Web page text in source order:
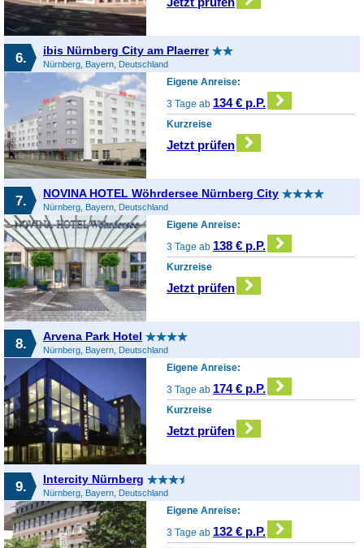
6. ibis Nürnberg City am Plaerrer
Nürnberg, Bayern, Deutschland
Eigene Anreise:
3 Tage ab 134 € p.P.
Kurzreise
Jetzt prüfen
7. NOVINA HOTEL Wöhrdersee Nürnberg City
Nürnberg, Bayern, Deutschland
Eigene Anreise:
3 Tage ab 138 € p.P.
Kurzreise
Jetzt prüfen
8. Arvena Park Hotel
Nürnberg, Bayern, Deutschland
Eigene Anreise:
3 Tage ab 174 € p.P.
Kurzreise
Jetzt prüfen
9. Intercity Nürnberg
Nürnberg, Bayern, Deutschland
Eigene Anreise:
3 Tage ab 132 € p.P.